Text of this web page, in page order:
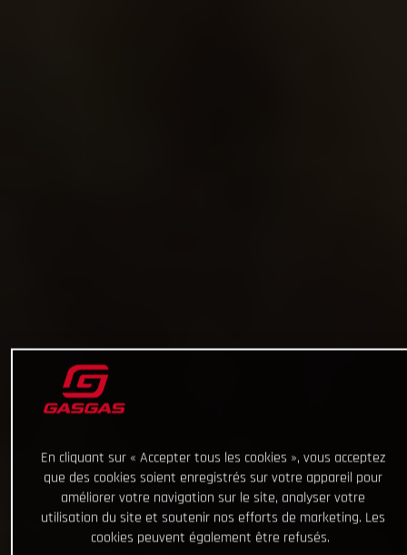
En cliquant sur « Accepter tous les cookies », vous acceptez
que des cookies soient enregistrés sur votre appareil pour
améliorer votre navigation sur le site, analyser votre
utilisation du site et soutenir nos efforts de marketing. Les
cookies peuvent également être refusés.